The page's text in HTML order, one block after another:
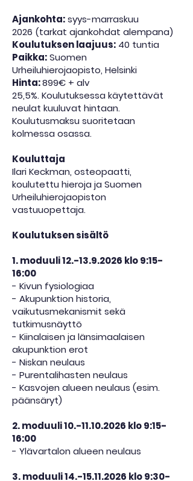
Ajankohta:syys-marraskuu
2026 (tarkat ajankohdat alempana)
Koulutuksen laajuus: 40 tuntia
Paikka:Suomen
Urheiluhierojaopisto, Helsinki
Hinta:899€ + alv
25,5%. Koulutuksessa käytettävät
neulat kuuluvat hintaan.
Koulutusmaksu suoritetaan
kolmessa osassa.
Kouluttaja
Ilari Keckman, osteopaatti,
koulutettu hieroja ja Suomen
Urheiluhierojaopiston
vastuuopettaja.
Koulutuksen sisältö
1. moduuli12.-13.9.2026 klo 9:15-
16:00
- Kivun fysiologiaa
- Akupunktion historia,
vaikutusmekanismit sekä
tutkimusnäyttö
- Kiinalaisen ja länsimaalaisen
akupunktion erot
- Niskan neulaus
- Purentalihasten neulaus
- Kasvojen alueen neulaus (esim.
päänsäryt)
2. moduuli10.-11.10.2026 klo 9:15-
16:00
- Ylävartalon alueen neulaus
3. moduuli14.-15.11.2026 klo 9:30-